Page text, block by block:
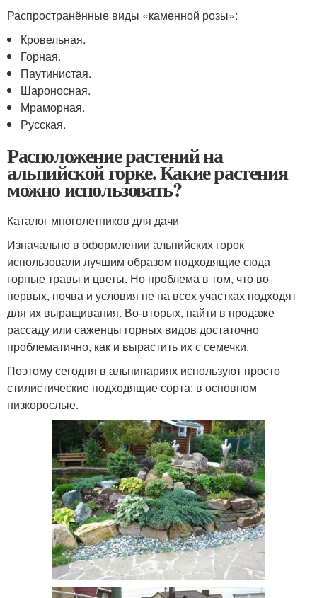
Распространённые виды «каменной розы»:
Кровельная.
Горная.
Паутинистая.
Шароносная.
Мраморная.
Русская.
Расположение растений на
альпийской горке. Какие растения
можно использовать?
Каталог многолетников для дачи
Изначально в оформлении альпийских горок
использовали лучшим образом подходящие сюда
горные травы и цветы. Но проблема в том, что во-
первых, почва и условия не на всех участках подходят
для их выращивания. Во-вторых, найти в продаже
рассаду или саженцы горных видов достаточно
проблематично, как и вырастить их с семечки.
Поэтому сегодня в альпинариях используют просто
стилистические подходящие сорта: в основном
низкорослые.